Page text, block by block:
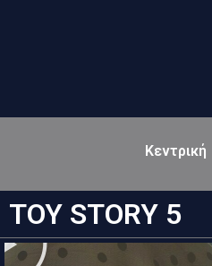
Κεντρική
TOY STORY 5